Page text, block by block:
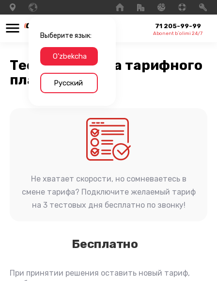
Выберите язык:
O'zbekcha
Русский
71 205-99-99
Abonent b`olimi 24/7
Тестовая смена тарифного
плана
Не хватает скорости, но сомневаетесь в
смене тарифа? Подключите желаемый тариф
на 3 тестовых дня бесплатно по звонку!
Бесплатно
При принятии решения оставить новый тариф,